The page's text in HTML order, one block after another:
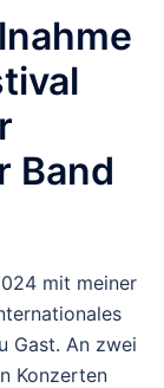
Band
mit meiner
Gast. An zwei
Konzerten